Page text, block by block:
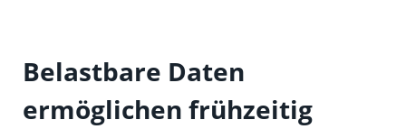
Belastbare Daten
ermöglichen frühzeitig